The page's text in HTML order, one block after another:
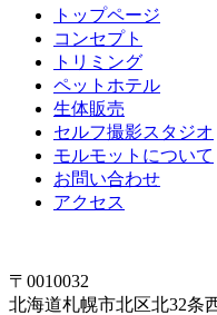
トップページ
コンセプト
トリミング
ペットホテル
生体販売
セルフ撮影スタジオ
モルモットについて
お問い合わせ
アクセス
〒0010032
北海道札幌市北区北32条